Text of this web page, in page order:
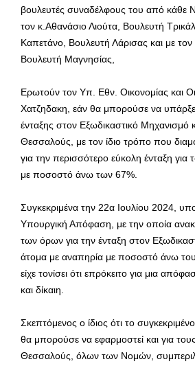
βουλευτές συναδέλφους του από κάθε
τον κ.Αθανάσιο Λιούτα, Βουλευτή
Καπετάνο, Βουλευτή Λάρισας και με
Βουλευτή Μαγνησίας,
Ερωτούν τον Υπ. Εθν. Οικονομίας και
Χατζηδακη, εάν θα μπορούσε να
ένταξης στον Εξωδικαστικό Μηχανισμό
Θεσσαλούς, με τον ίδιο τρόπο που
για την περισσότερο εύκολη ένταξη για
με ποσοστό άνω των 67%.
Συγκεκριμένα την 22α Ιουλίου 2024,
Υπουργική Απόφαση, με την οποία
των όρων για την ένταξη στον
άτομα με αναπηρία με ποσοστό άνω
είχε τονίσει ότι επρόκειτο για μια
και δίκαιη.
Σκεπτόμενος ο ίδιος ότι το
θα μπορούσε να εφαρμοστεί και για
Θεσσαλούς, όλων των Νομών,